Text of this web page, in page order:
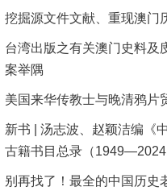
挖掘源文件文献、重现澳门
台湾出版之有关澳门史料及
案举隅
美国来华传教士与晚清鸦片
新书 | 汤志波、赵颖洁编《
古籍书目总录（1949—2024
别再找了！最全的中国历史